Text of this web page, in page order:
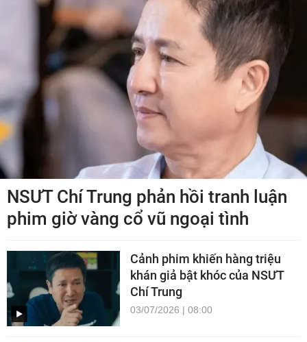
NSƯT Chí Trung phản hồi tranh luận
phim giờ vàng cổ vũ ngoại tình
Cảnh phim khiến hàng triệu
khán giả bật khóc của NSƯT
Chí Trung
03/07/2026 | 08:00